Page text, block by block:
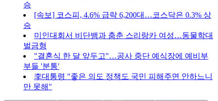
승
[속보] 코스피, 4.6% 급락 6,200대…코스닥은 0.3% 상
승
미인대회서 비단뱀과 춤춘 스리랑카 여성…동물학대
벌금형
"결혼식 한 달 앞두고"…공사 중단 예식장에 예비부
부들 '분통'
李대통령 "좋은 의도 정책도 국민 피해주면 안하느니
만 못해"